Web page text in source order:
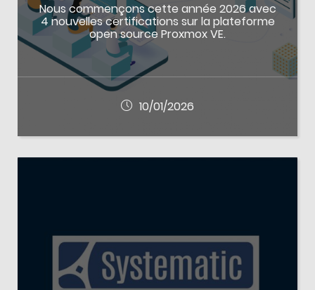
Nous commençons cette année 2026 avec
4 nouvelles certifications sur la plateforme
open source Proxmox VE.
10/01/2026